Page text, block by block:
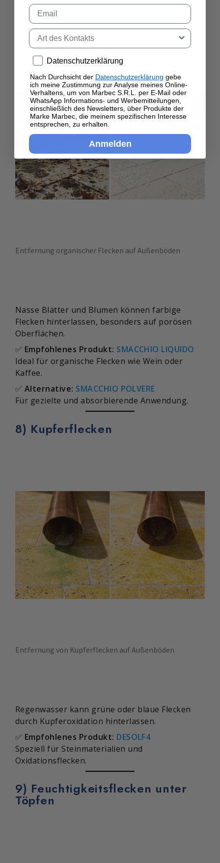
7) Organische Flecken
Entfernung organischer Flecken auf Außenböden
Nasse Blätter und Blumen können farbige
Flecken hinterlassen, besonders auf porösen
Oberflächen.
✅ Empfohlenes Produkt: SMACCHIO LIQUIDO
Ideal für organische Flecken wie Wein oder
Kaffee.
✅ Alternative: SMACCHIO POLVERE
Für gezielte und absorbierende Anwendung.
8) Kupferflecken
Entfernung von Kupferflecken auf Außenböden
Regenwasser kann grüne oder blaue Flecken
durch Kupferoxidation hinterlassen.
✅ Empfohlenes Produkt: DESOLF4
Speziell für Steinmaterialien und
Oxidationsflecken.
9) Feuchtigkeitsflecken unter
Töpfen
Email
Tipo di contatto
Privacy policy
Datenschutzerklärung
Nach Durchsicht der Datenschutzerklärung gebe
ich meine Zustimmung zur Analyse meines Online-
Verhaltens, um von Marbec S.R.L. per E-Mail oder
WhatsApp Informations- und Werbemitteilungen,
einschließlich des Newsletters, über Produkte der
Marke Marbec, die meinem spezifischen Interesse
entsprechen, zu erhalten.
Anmelden